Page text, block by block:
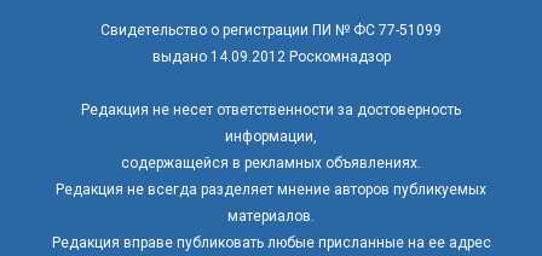
Свидетельство о регистрации ПИ № ФС 77-51099
выдано 14.09.2012 Роскомнадзор
Редакция не несет ответственности за достоверность
информации,
содержащейся в рекламных объявлениях.
Редакция не всегда разделяет мнение авторов публикуемых
материалов.
Редакция вправе публиковать любые присланные на ее адрес